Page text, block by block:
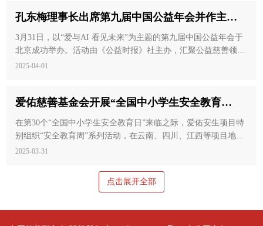
孔东梅理事长出席第九届中国公益年会并作主旨
演讲 共话AI赋能公益新生态
3月31日，以“爱与AI 看见未来”为主题的第九届中国公益年会于
北京成功举办。活动由《公益时报》社主办，汇聚公益慈善领域
政策制定者、科技领军者与实践创新者，围绕人工智能时代公益
演讲，系统阐述AI技术赋能公益慈善生态的创新实践与未来图
2025-04-01
爱佑慈善基金会开展“全国中小学生安全教育
日”系列活动
在第30个“全国中小学生安全教育日”来临之际，爱佑安生项目特
别组织“安全教育周”系列活动，在云南、四川、江西等项目地面
向乡村儿童，围绕居家安全和交通安全开展主题课程教育，通过
2025-03-31
点击展开全部